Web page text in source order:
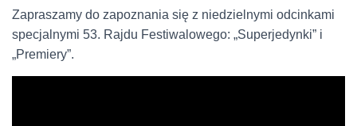
Ę
Zapraszamy do zapoznania się z niedzielnymi odcinkami
specjalnymi 53. Rajdu Festiwalowego: „Superjedynki” i
„Premiery”.